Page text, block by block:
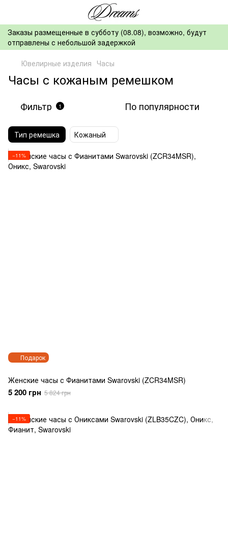
Заказы размещенные в субботу (08.08), возможно, будут
отправлены с небольшой задержкой
Ювелирные изделия Часы
Часы с кожаным ремешком
Фильтр 1 По популярности
Тип ремешка Кожаный
Подарок
−11%
Женские часы с Фианитами Swarovski (ZCR34MSR)
5 200 грн 5 824 грн
−11%